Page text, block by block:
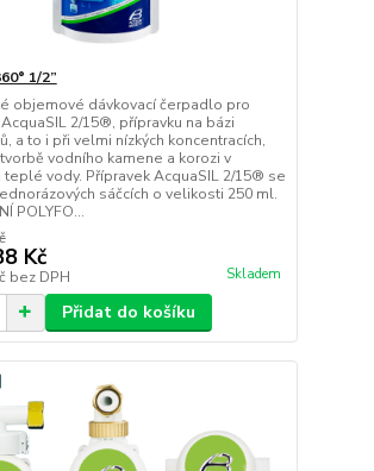
1/2”
objemové dávkovací čerpadlo pro
2/15®, přípravku na bázi
a to i při velmi nízkých koncentracích,
vodního kamene a korozi v
teplé vody. Přípravek AcquaSIL 2/15® se
sáčcích o velikosti 250 ml.
POLYFO...
Kč
bez DPH Skladem
Přidat do košíku